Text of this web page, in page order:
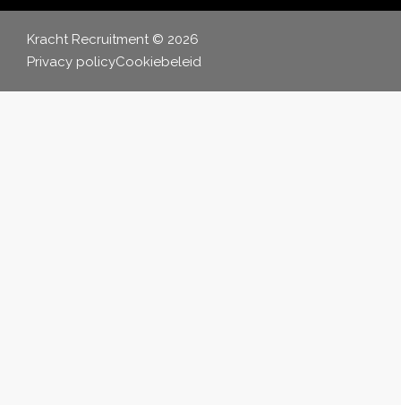
Kracht Recruitment © 2026
Privacy policyCookiebeleid